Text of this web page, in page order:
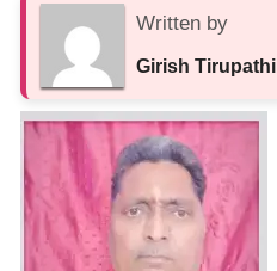
Written by
Girish Tirupathi